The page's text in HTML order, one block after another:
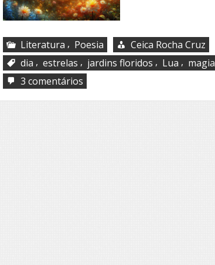
Literatura , Poesia
Ceica Rocha Cruz
dia , estrelas , jardins floridos , Lua , magia
3 comentários
Eu
sou